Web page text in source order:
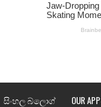
පද පෙළ
ගීතයේ පද පෙළ
සිංහල බ්ලොග් OUR